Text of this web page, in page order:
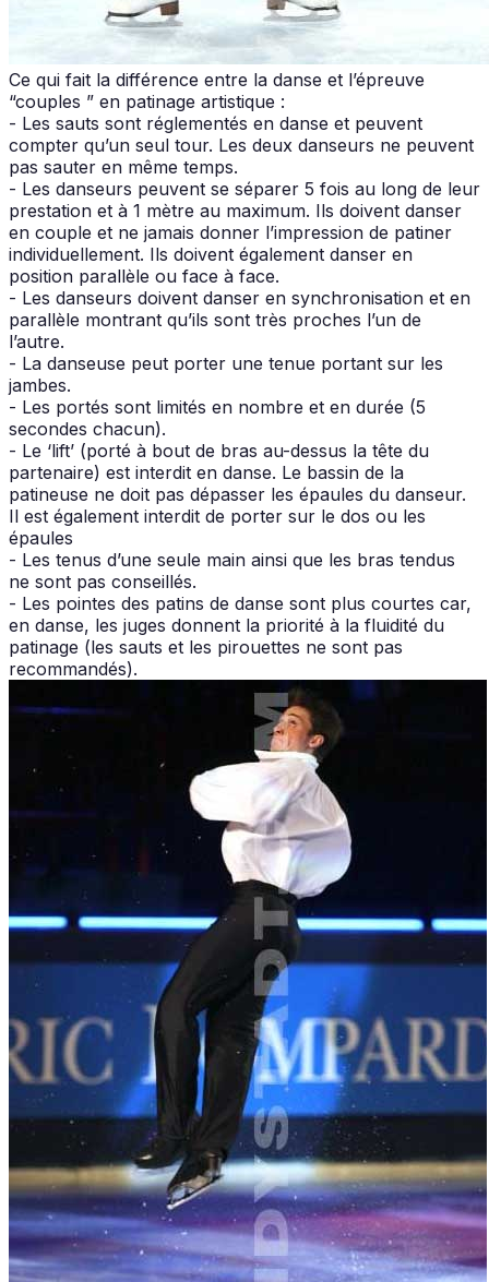
Ce qui fait la différence entre la danse et l’épreuve
“couples ” en patinage artistique :
- Les sauts sont réglementés en danse et peuvent
compter qu’un seul tour. Les deux danseurs ne peuvent
pas sauter en même temps.
- Les danseurs peuvent se séparer 5 fois au long de leur
prestation et à 1 mètre au maximum. Ils doivent danser
en couple et ne jamais donner l’impression de patiner
individuellement. Ils doivent également danser en
position parallèle ou face à face.
- Les danseurs doivent danser en synchronisation et en
parallèle montrant qu’ils sont très proches l’un de
l’autre.
- La danseuse peut porter une tenue portant sur les
jambes.
- Les portés sont limités en nombre et en durée (5
secondes chacun).
- Le ‘lift’ (porté à bout de bras au-dessus la tête du
partenaire) est interdit en danse. Le bassin de la
patineuse ne doit pas dépasser les épaules du danseur.
Il est également interdit de porter sur le dos ou les
épaules
- Les tenus d’une seule main ainsi que les bras tendus
ne sont pas conseillés.
- Les pointes des patins de danse sont plus courtes car,
en danse, les juges donnent la priorité à la fluidité du
patinage (les sauts et les pirouettes ne sont pas
recommandés).